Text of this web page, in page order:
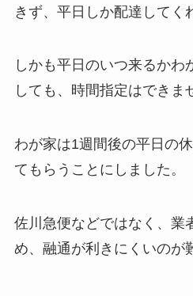
きず、平日しか配達してく
しかも平日のいつ来るかわ
しても、時間指定はできま
わが家は1週間後の平日の
てもらうことにしました。
佐川急便などではなく、業
め、融通が利きにくいのが